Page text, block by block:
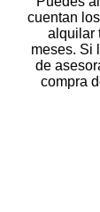
cuentan
alquilar
meses. Si
de
compra